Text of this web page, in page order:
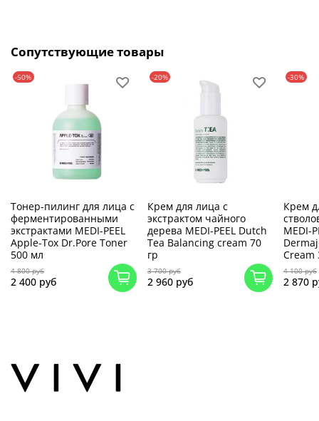
Сопутствующие товары
-50%
Тонер-пилинг для лица с
ферментированными
экстрактами MEDI-PEEL
Apple-Tox Dr.Pore Toner
500 мл
4 800 руб
2 400 руб
-20%
Крем для лица с
экстрактом чайного
дерева MEDI-PEEL Dutch
Tea Balancing cream 70
гр
3 700 руб
2 960 руб
-30%
Крем
MEDI-
Cream
4 100 руб
2 870